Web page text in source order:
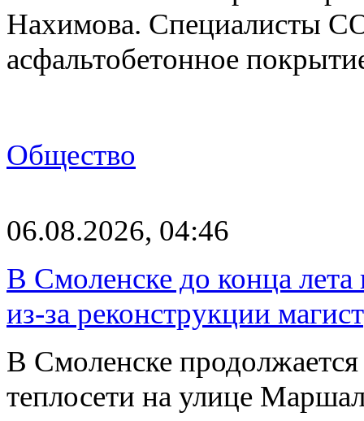
Нахимова. Специалисты
асфальтобетонное
Общество
06.08.2026, 04:46
В Смоленске до конца
из-за реконструкции
В Смоленске
теплосети на улице